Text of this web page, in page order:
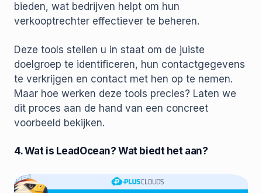
bieden, wat bedrijven helpt om hun
verkooptrechter effectiever te beheren.
Deze tools stellen u in staat om de juiste
doelgroep te identificeren, hun contactgegevens
te verkrijgen en contact met hen op te nemen.
Maar hoe werken deze tools precies? Laten we
dit proces aan de hand van een concreet
voorbeeld bekijken.
4. Wat is LeadOcean? Wat biedt het aan?